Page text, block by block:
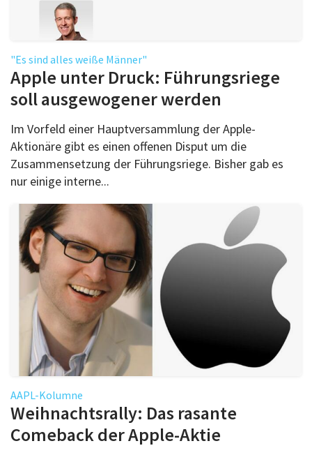
"Es sind alles weiße Männer"
Apple unter Druck: Führungsriege
soll ausgewogener werden
Im Vorfeld einer Hauptversammlung der Apple-
Aktionäre gibt es einen offenen Disput um die
Zusammensetzung der Führungsriege. Bisher gab es
nur einige interne...
AAPL-Kolumne
Weihnachtsrally: Das rasante
Comeback der Apple-Aktie